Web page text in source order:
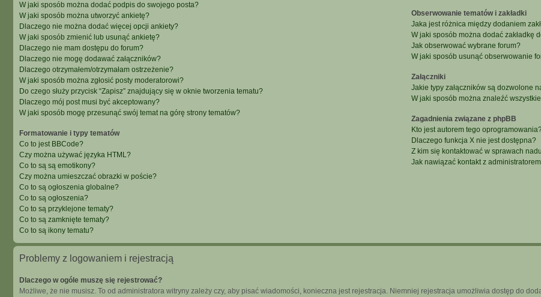
W jaki sposób można dodać podpis do swojego posta?
W jaki sposób można utworzyć ankietę?
Dlaczego nie można dodać więcej opcji ankiety?
W jaki sposób zmienić lub usunąć ankietę?
Dlaczego nie mam dostępu do forum?
Dlaczego nie mogę dodawać załączników?
Dlaczego otrzymałem/otrzymałam ostrzeżenie?
W jaki sposób można zgłosić posty moderatorowi?
Do czego służy przycisk “Zapisz” znajdujący się w oknie tworzenia tematu?
Dlaczego mój post musi być akceptowany?
W jaki sposób mogę przesunąć swój temat na górę strony tematów?
Formatowanie i typy tematów
Co to jest BBCode?
Czy można używać języka HTML?
Co to są są emotikony?
Czy można umieszczać obrazki w poście?
Co to są ogłoszenia globalne?
Co to są ogłoszenia?
Co to są przyklejone tematy?
Co to są zamknięte tematy?
Co to są ikony tematu?
Obserwowanie tematów i zakładki
Jaka jest różnica między dodaniem
W jaki sposób można dodać zakładkę
Jak obserwować wybrane forum?
W jaki sposób usunąć obserwowanie
Załączniki
Jakie typy załączników są dozwolone
W jaki sposób można znaleźć
Zagadnienia związane z phpBB
Kto jest autorem tego
Dlaczego funkcja X nie jest dostępna?
Z kim się kontaktować w sprawach
Jak nawiązać kontakt z
Problemy z logowaniem i rejestracją
Dlaczego w ogóle muszę się rejestrować?
Możliwe, że nie musisz. To od administratora witryny zależy czy, aby pisać wiadomości, konieczna jest rejestracja. Niemniej rejestracja umożliwia dostęp do